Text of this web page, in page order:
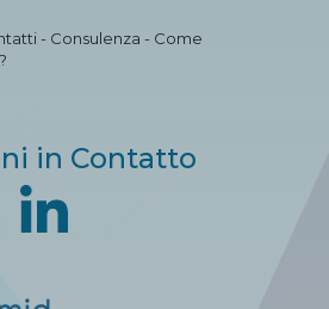
- Consulenza - Come
in Contatto